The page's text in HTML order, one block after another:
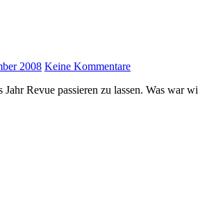
2008 Keine Kommentare
Jahr Revue passieren zu lassen. Was